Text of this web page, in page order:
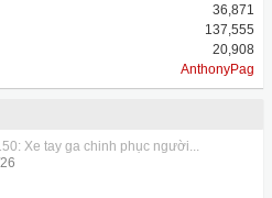
36,871
137,555
20,908
AnthonyPag
Xe tay ga chinh phục người...